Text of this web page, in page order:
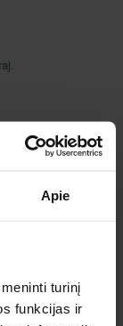
Apie
turinį
funkcijas ir
mm/m